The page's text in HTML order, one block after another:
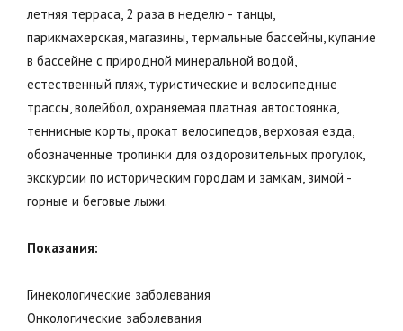
летняя терраса, 2 раза в неделю - танцы,
парикмахерская, магазины, термальные бассейны, купание
в бассейне с природной минеральной водой,
естественный пляж, туристические и велосипедные
трассы, волейбол, охраняемая платная автостоянка,
теннисные корты, прокат велосипедов, верховая езда,
обозначенные тропинки для оздоровительных прогулок,
экскурсии по историческим городам и замкам, зимой -
горные и беговые лыжи.
Показания:
Гинекологические заболевания
Онкологические заболевания